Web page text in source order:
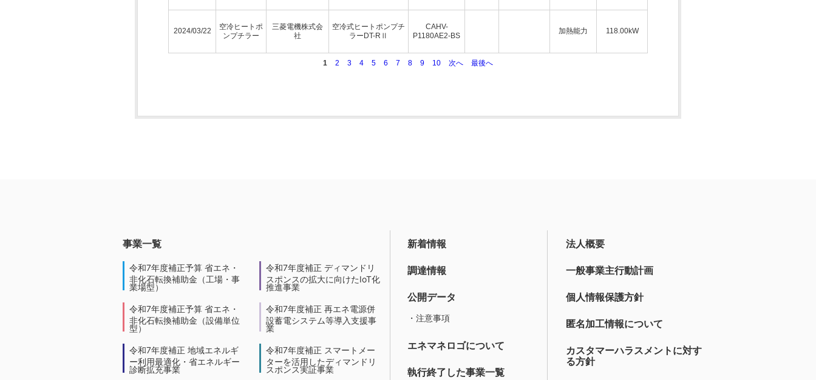
2024/03/22
空冷ヒートポ
ンプチラー
三菱電機株式会
社
空冷式ヒートポンプチ
ラーDT-RⅡ
CAHV-
P1180AE2-BS
加熱能力 118.00kW
1 2 3 4 5 6 7 8 9 10 次へ 最後へ
事業一覧
令和7年度補正予算 省エネ・
非化石転換補助金（工場・事
業場型）
令和7年度補正予算 省エネ・
非化石転換補助金（設備単位
型）
令和7年度補正 地域エネルギ
ー利用最適化・省エネルギー
診断拡充事業
令和7年度補正 ディマンドリ
スポンスの拡大に向けたIoT化
推進事業
令和7年度補正 再エネ電源併
設蓄電システム等導入支援事
業
令和7年度補正 スマートメー
ターを活用したディマンドリ
スポンス実証事業
新着情報
調達情報
公開データ
・注意事項
エネマネロゴについて
執行終了した事業一覧
法人概要
一般事業主行動計画
個人情報保護方針
匿名加工情報について
カスタマーハラスメントに対す
る方針